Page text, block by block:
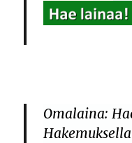
Omalaina: